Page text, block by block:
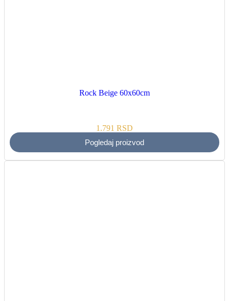
Rock Beige 60x60cm
1.791 RSD
Pogledaj proizvod